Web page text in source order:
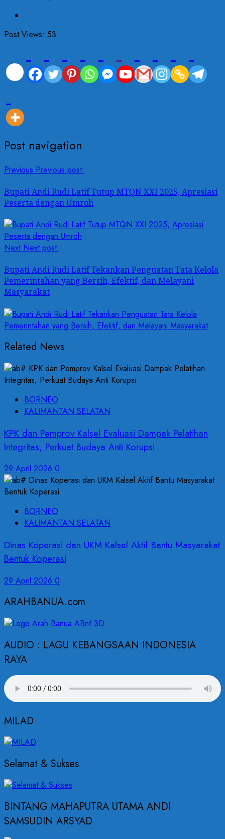
Post Views: 53
Post navigation
Previous Previous post:
Bupati Andi Rudi Latif Tutup MTQN XXI 2025, Apresiasi
Peserta dengan Umroh
Next Next post:
Bupati Andi Rudi Latif Tekankan Penguatan Tata Kelola
Pemerintahan yang Bersih, Efektif, dan Melayani
Masyarakat
Related News
BORNEO
KALIMANTAN SELATAN
KPK dan Pemprov Kalsel Evaluasi Dampak Pelatihan
Integritas, Perkuat Budaya Anti Korupsi
29 April 2026 0
BORNEO
KALIMANTAN SELATAN
Dinas Koperasi dan UKM Kalsel Aktif Bantu Masyarakat
Bentuk Koperasi
29 April 2026 0
ARAHBANUA.com
AUDIO : LAGU KEBANGSAAN INDONESIA
RAYA
MILAD
Selamat & Sukses
BINTANG MAHAPUTRA UTAMA ANDI
SAMSUDIN ARSYAD